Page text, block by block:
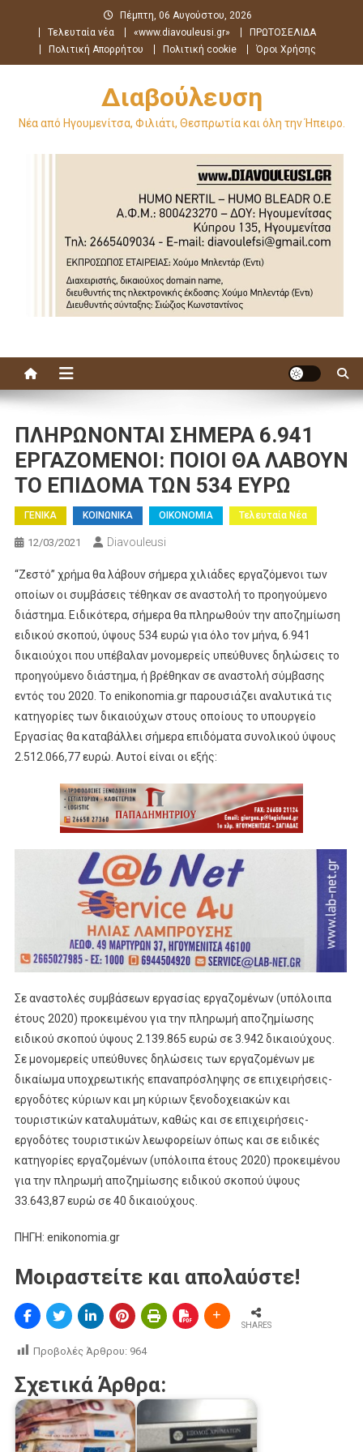
περιεχόμενο
Πέμπτη, 06 Αυγούστου, 2026
Τελευταία νέα
«www.diavouleusi.gr»
ΠΡΩΤΟΣΕΛΙΔΑ
Πολιτική Απορρήτου
Πολιτική cookie Όροι Χρήσης
Διαβούλευση
Νέα από Ηγουμενίτσα, Φιλιάτι, Θεσπρωτία και όλη την Ήπειρο.
ΠΛΗΡΩΝΟΝΤΑΙ ΣΗΜΕΡΑ 6.941
ΕΡΓΑΖΟΜΕΝΟΙ: ΠΟΙΟΙ ΘΑ ΛΑΒΟΥΝ
ΤΟ ΕΠΙΔΟΜΑ ΤΩΝ 534 ΕΥΡΩ
ΓΕΝΙΚΑ ΚΟΙΝΩΝΙΚΑ ΟΙΚΟΝΟΜΙΑ Τελευταία Νέα
12/03/2021 Diavouleusi
“Ζεστό” χρήμα θα λάβουν σήμερα χιλιάδες εργαζόμενοι των
οποίων οι συμβάσεις τέθηκαν σε αναστολή το προηγούμενο
διάστημα. Ειδικότερα, σήμερα θα πληρωθούν την αποζημίωση
ειδικού σκοπού, ύψους 534 ευρώ για όλο τον μήνα, 6.941
δικαιούχοι που υπέβαλαν μονομερείς υπεύθυνες δηλώσεις το
προηγούμενο διάστημα, ή βρέθηκαν σε αναστολή σύμβασης
εντός του 2020. Το enikonomia.gr παρουσιάζει αναλυτικά τις
κατηγορίες των δικαιούχων στους οποίους το υπουργείο
Εργασίας θα καταβάλλει σήμερα επιδόματα συνολικού ύψους
2.512.066,77 ευρώ. Αυτοί είναι οι εξής:
Σε αναστολές συμβάσεων εργασίας εργαζομένων (υπόλοιπα
έτους 2020) προκειμένου για την πληρωμή αποζημίωσης
ειδικού σκοπού ύψους 2.139.865 ευρώ σε 3.942 δικαιούχους.
Σε μονομερείς υπεύθυνες δηλώσεις των εργαζομένων με
δικαίωμα υποχρεωτικής επαναπρόσληψης σε επιχειρήσεις-
εργοδότες κύριων και μη κύριων ξενοδοχειακών και
τουριστικών καταλυμάτων, καθώς και σε επιχειρήσεις-
εργοδότες τουριστικών λεωφορείων όπως και σε ειδικές
κατηγορίες εργαζομένων (υπόλοιπα έτους 2020) προκειμένου
για την πληρωμή αποζημίωσης ειδικού σκοπού ύψους
33.643,87 ευρώ σε 40 δικαιούχους.
ΠΗΓΗ: enikonomia.gr
Μοιραστείτε και απολαύστε!
SHARES
Προβολές Άρθρου: 964
Σχετικά Άρθρα: